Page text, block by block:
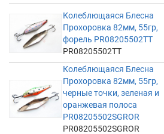
Колеблющаяся Блесна
Прохоровка 82мм, 55гр,
форель PR08205502TT
PR08205502TT
Колеблющаяся Блесна
Прохоровка 82мм, 55гр,
черные точки, зеленая и
оранжевая полоса
PR08205502SGROR
PR08205502SGROR